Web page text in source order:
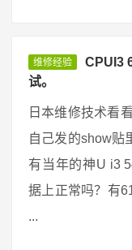
维修经验
CPUI3
试。
日本维修技术看
自己发的show贴
有当年的神U i3
据上正常吗？有
...